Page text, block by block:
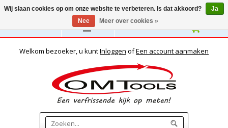
Nederlands
Welkom bezoeker, u kuntInloggen ofEen account aanmaken
Wij slaan cookies op om onze website te verbeteren. Is dat akkoord?
Ja
Nee
Meer over cookies »